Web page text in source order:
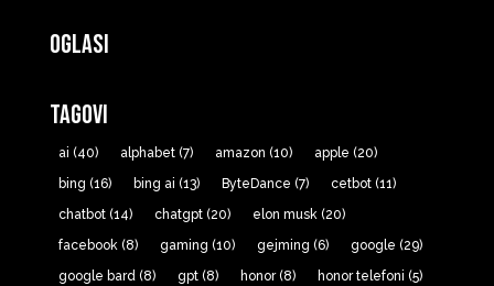
Oglasi
Tagovi
ai (40) alphabet(7) amazon (10) apple (20)
bing (16) bing ai (13) ByteDance (7) cetbot(11)
chatbot(14) chatgpt(20) elon musk(20)
facebook(8) gaming (10) gejming (6) google (29)
google bard(8) gpt(8) honor(8) honor telefoni (5)